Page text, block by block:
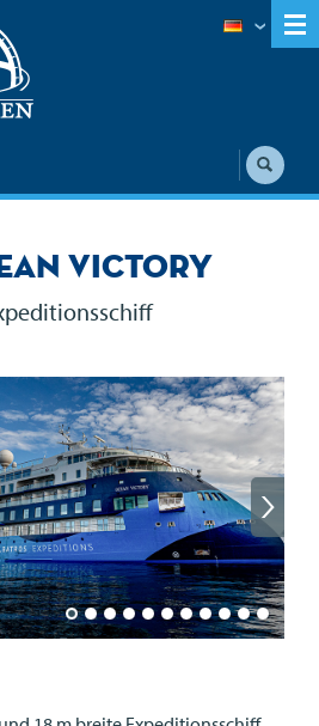
Victory